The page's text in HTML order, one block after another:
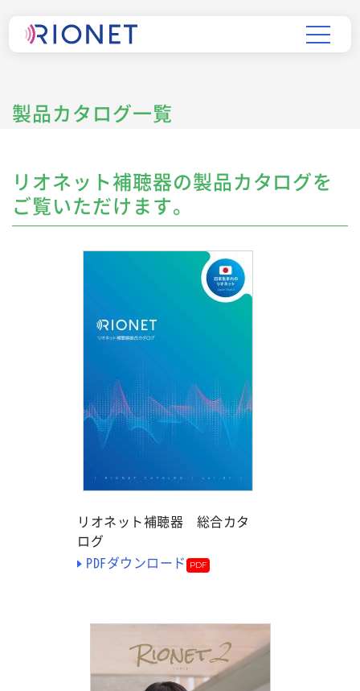
製品カタログ一覧
リオネット補聴器の製品カタログを
ご覧いただけます。
リオネット補聴器 総合カタ
ログ
PDFダウンロード
PDF